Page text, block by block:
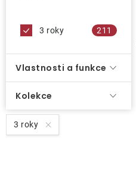
3 roky 211
Vlastnosti a funkce
Kolekce
ů
3 roky